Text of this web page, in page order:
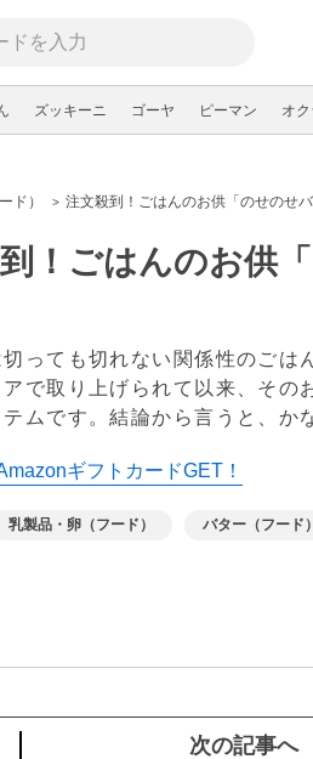
ズッキーニ ゴーヤ ピーマン オク
ド） 注文殺到！ごはんのお供「のせのせ
！ごはんのお供
切っても切れない関係性のごは
で取り上げられて以来、その
テムです。結論から言うと、
ギフトカードGET！
乳製品・卵（フード） バター（フード）
次の記事へ